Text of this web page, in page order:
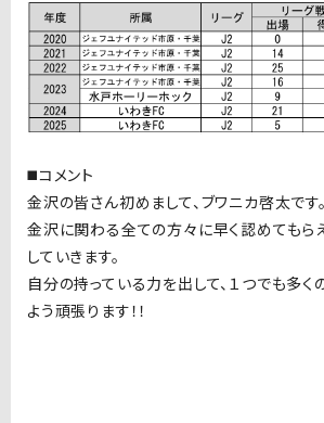
◼️コメント
金沢の皆さん初めまして、ブワニカ啓太です。
金沢に関わる全ての方々に早く認めてもら
していきます。
自分の持っている力を出して、１つでも多
よう頑張ります！！